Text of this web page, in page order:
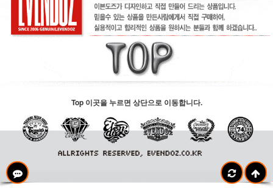
Top 이곳을 누르면 상단으로 이동합니다.